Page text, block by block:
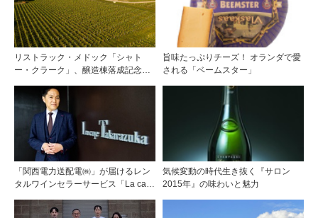
ロゼワイン」
リストラック・メドック「シャト
ー・クラーク」、醸造棟落成記念夕
旨味たっぷりチーズ！ オランダで愛
される「ベームスター」
「関西電力送配電㈱」が届けるレン
タルワインセラーサービス「La cave
ェフソムリエの塚元 晃氏が初訪問！
気候変動の時代生き抜く『サロン
2015年』の味わいと魅力